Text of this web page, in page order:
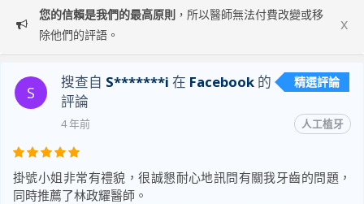
您的信賴是我們的最高原則 ，所以醫師無法付費改變或移
除他們的評語。
x
S
搜查自 S*******i 在 Facebook 的
評論
精選評論
4 年前 人工植牙
掛號小姐非常有禮貌，很誠懇耐心地訊問有關我牙齒的問題，
同時推薦了林政耀醫師。